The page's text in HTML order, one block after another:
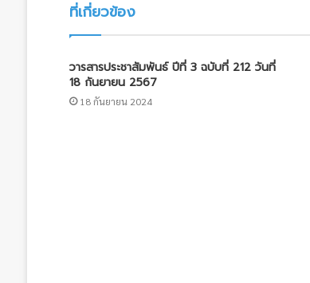
ที่เกี่ยวข้อง
วารสารประชาสัมพันธ์ ปีที่ 3 ฉบับที่ 212 วันที่
18 กันยายน 2567
18 กันยายน 2024